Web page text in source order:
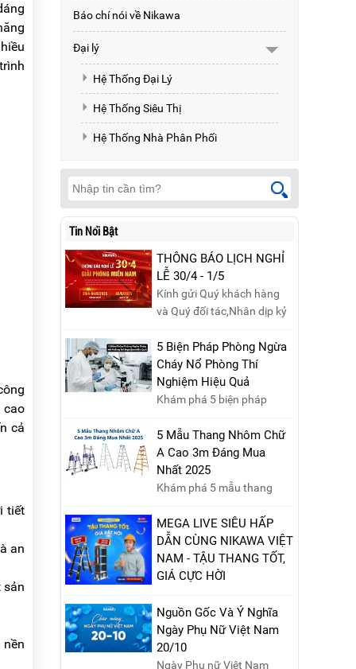
cao
cả
tiết
an
sản
Báo chí nói về Nikawa
Đại lý
Hệ Thống Đại Lý
Hệ Thống Siêu Thị
Hệ Thống Nhà Phân Phối
Tin Nổi Bật
THÔNG BÁO LỊCH NGHỈ
LỄ 30/4 - 1/5
Kính gửi Quý khách hàng
và Quý đối tác,Nhân dịp kỷ
niệm Ngày Giải phóng miền
Nam 30/4 và Ngày Quốc tế
Lao động 1/5, Nikawa xin
trân trọng thông báo lịch
nghỉ lễ như sau:Thời gian
nghỉ: Từ Thứ Ba, ngày
29/04/2025 đến hết Chủ
Nhật, ngày 04/05/2025.T...
5 Biện Pháp Phòng Ngừa
Cháy Nổ Phòng Thí
Nghiệm Hiệu Quả
Khám phá 5 biện pháp
phòng ngừa cháy nổ phòng
thí nghiệm hiệu quả, giúp
bảo đảm an toàn cho nhân
viên, thiết bị và tài sản,
giảm thiểu nguy cơ cháy nổ
phòng thí nghiệm.
5 Mẫu Thang Nhôm Chữ
A Cao 3m Đáng Mua
Nhất 2025
Khám phá 5 mẫu thang
nhôm chữ A cao 3m đáng
mua nhất năm 2025. Đánh
giá chất lượng, độ an toàn
và giá bán để chọn sản
phẩm phù hợp!
MEGA LIVE SIÊU HẤP
DẪN CÙNG NIKAWA VIỆT
NAM - TẬU THANG TỐT,
GIÁ CỰC HỜI
Ngày 09/10/2024, từ
10h00 - 15h00, hãy cùng
tham gia buổi Livestream
của Nikawa Việt Nam để
nhận ngay những phần quà
Nguồn Gốc Và Ý Nghĩa
Ngày Phụ Nữ Việt Nam
20/10
Ngày Phụ nữ Việt Nam